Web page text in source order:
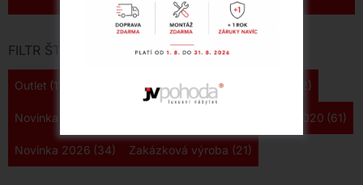
FILTR ŠTÍTKŮ
Outlet (178) Novinka 2024 (161) Novinka 2025 (122)
Novinka 2022 Novinka 2020 (61)
Novinka 2026 (34) Zakázková výroba (21)